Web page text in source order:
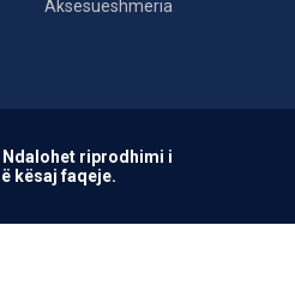
Aksesueshmëria
Ndalohet riprodhimi i
kësaj faqeje.